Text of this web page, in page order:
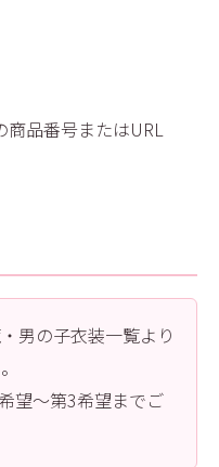
品番号またはURL
男の子衣装一覧より
望〜第3希望までご